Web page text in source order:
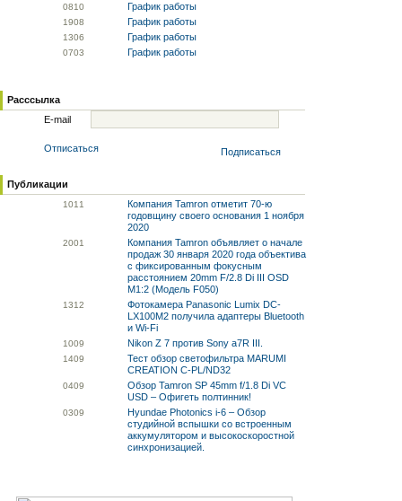
0810 График работы
1908 График работы
1306 График работы
0703 График работы
Расссылка
E-mail
Отписаться Подписаться
Публикации
1011
Компания Tamron отметит 70-ю
годовщину своего основания 1 ноября
2020
2001
Компания Tamron объявляет о начале
продаж 30 января 2020 года объектива
с фиксированным фокусным
расстоянием 20mm F/2.8 Di III OSD
M1:2 (Модель F050)
1312
Фотокамера Panasonic Lumix DC-
LX100M2 получила адаптеры Bluetooth
и Wi-Fi
1009 Nikon Z 7 против Sony a7R III.
1409
Тест обзор светофильтра MARUMI
CREATION C-PL/ND32
0409
Обзор Tamron SP 45mm f/1.8 Di VC
USD – Офигеть полтинник!
0309
Hyundae Photonics i-6 – Обзор
студийной вспышки со встроенным
аккумулятором и высокоскоростной
синхронизацией.